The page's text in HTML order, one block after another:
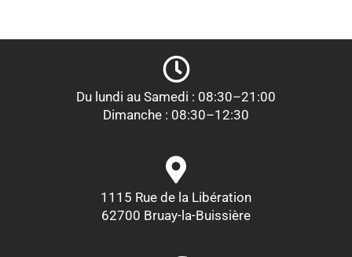
Du lundi au Samedi : 08:30–21:00
Dimanche : 08:30–12:30
1115 Rue de la Libération
62700 Bruay-la-Buissière